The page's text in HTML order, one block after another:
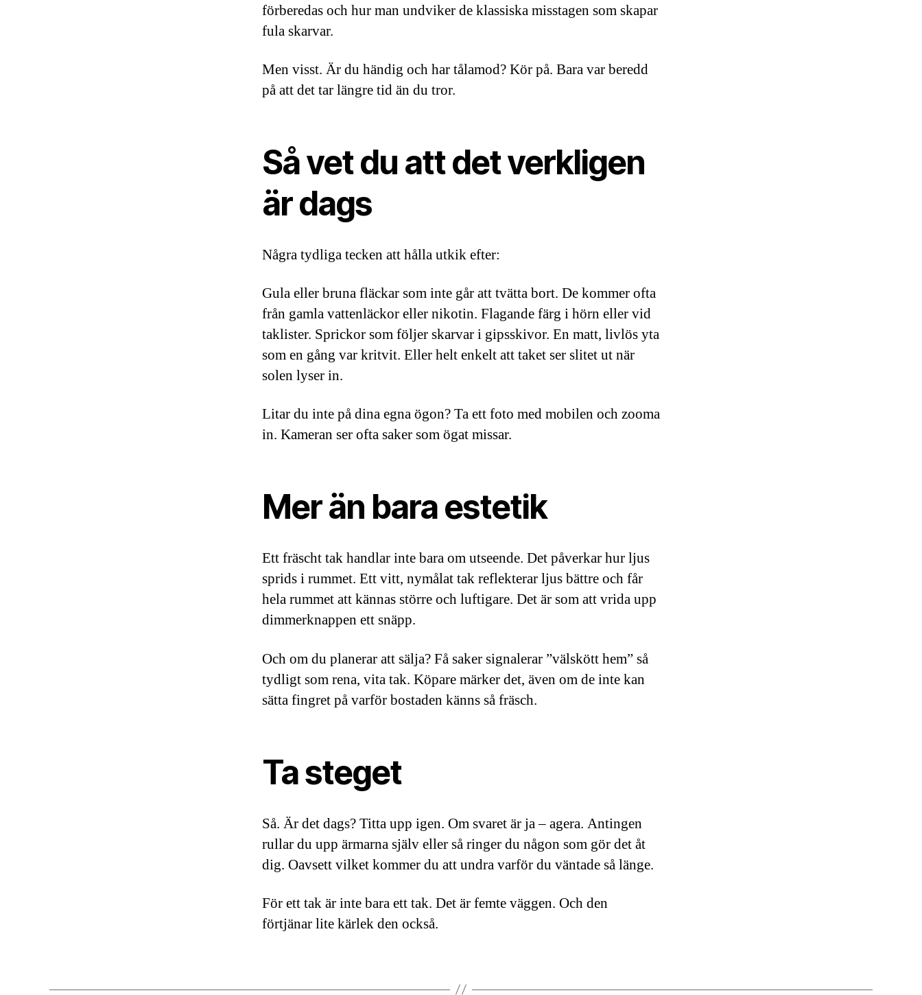
förberedas och hur man undviker de klassiska misstagen som skapar
fula skarvar.
Men visst. Är du händig och har tålamod? Kör på. Bara var beredd
på att det tar längre tid än du tror.
Så vet du att det verkligen
är dags
Några tydliga tecken att hålla utkik efter:
Gula eller bruna fläckar som inte går att tvätta bort. De kommer ofta
från gamla vattenläckor eller nikotin. Flagande färg i hörn eller vid
taklister. Sprickor som följer skarvar i gipsskivor. En matt, livlös yta
som en gång var kritvit. Eller helt enkelt att taket ser slitet ut när
solen lyser in.
Litar du inte på dina egna ögon? Ta ett foto med mobilen och zooma
in. Kameran ser ofta saker som ögat missar.
Mer än bara estetik
Ett fräscht tak handlar inte bara om utseende. Det påverkar hur ljus
sprids i rummet. Ett vitt, nymålat tak reflekterar ljus bättre och får
hela rummet att kännas större och luftigare. Det är som att vrida upp
dimmerknappen ett snäpp.
Och om du planerar att sälja? Få saker signalerar ”välskött hem” så
tydligt som rena, vita tak. Köpare märker det, även om de inte kan
sätta fingret på varför bostaden känns så fräsch.
Ta steget
Så. Är det dags? Titta upp igen. Om svaret är ja – agera. Antingen
rullar du upp ärmarna själv eller så ringer du någon som gör det åt
dig. Oavsett vilket kommer du att undra varför du väntade så länge.
För ett tak är inte bara ett tak. Det är femte väggen. Och den
förtjänar lite kärlek den också.